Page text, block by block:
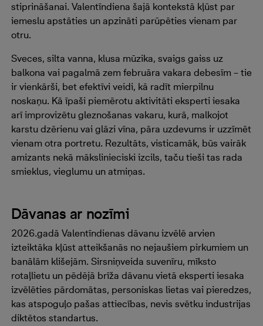
stiprināšanai. Valentīndiena šajā kontekstā kļūst par
iemeslu apstāties un apzināti parūpēties vienam par
otru.
Sveces, silta vanna, klusa mūzika, svaigs gaiss uz
balkona vai pagalmā zem februāra vakara debesīm – tie
ir vienkārši, bet efektīvi veidi, kā radīt mierpilnu
noskaņu. Kā īpaši piemērotu aktivitāti eksperti iesaka
arī improvizētu gleznošanas vakaru, kurā, malkojot
karstu dzērienu vai glāzi vīna, pāra uzdevums ir uzzīmēt
vienam otra portretu. Rezultāts, visticamāk, būs vairāk
amizants nekā mākslinieciski izcils, taču tieši tas rada
smieklus, vieglumu un atmiņas.
Dāvanas ar nozīmi
2026.gadā Valentīndienas dāvanu izvēlē arvien
izteiktāka kļūst atteikšanās no nejaušiem pirkumiem un
banālām klišejām. Sirsniņveida suvenīru, mīksto
rotaļlietu un pēdējā brīža dāvanu vietā eksperti iesaka
izvēlēties pārdomātas, personiskas lietas vai pieredzes,
kas atspoguļo pašas attiecības, nevis svētku industrijas
diktētos standartus.